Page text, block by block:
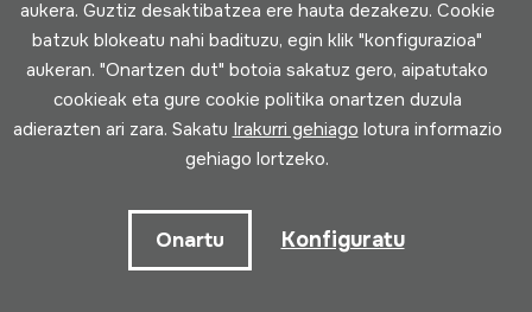
Herri Musikaren Txokoa; Donostiako
txistulariak; Ringorrango; DIGITALA
aukera. Guztiz desaktibatzea ere hauta dezakezu. Cookie
batzuk blokeatu nahi badituzu, egin klik "konfigurazioa"
aukeran. "Onartzen dut" botoia sakatuz gero, aipatutako
cookieak eta gure cookie politika onartzen duzula
adierazten ari zara. Sakatu Irakurri gehiago lotura informazio
gehiago lortzeko.
Onartu Konfiguratu